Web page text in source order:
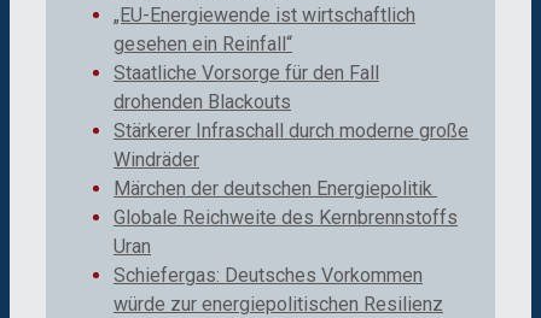
„EU-Energiewende ist wirtschaftlich
gesehen ein Reinfall“
Staatliche Vorsorge für den Fall
drohenden Blackouts
Stärkerer Infraschall durch moderne große
Windräder
Märchen der deutschen Energiepolitik
Globale Reichweite des Kernbrennstoffs
Uran
Schiefergas: Deutsches Vorkommen
würde zur energiepolitischen Resilienz